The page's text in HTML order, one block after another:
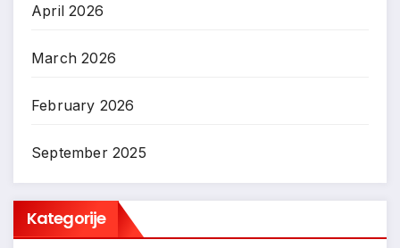
April 2026
March 2026
February 2026
September 2025
Kategorije